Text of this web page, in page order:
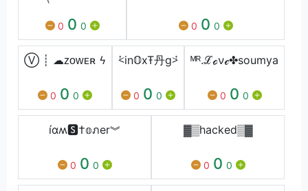
0 0 0 0 0 0
Ⓥ ┊ ☁ᴢᴏᴡᴇʀ ϟ
0 0 0
⩻in𝕆xŦ丹g⩼
0 0 0
ᴹᴿ.ℒℴνℯ✤soumya
0 0 0
íɑʍ🆂†𝕠ภer︾
0 0 0
▓▒hacked▒▓
0 0 0